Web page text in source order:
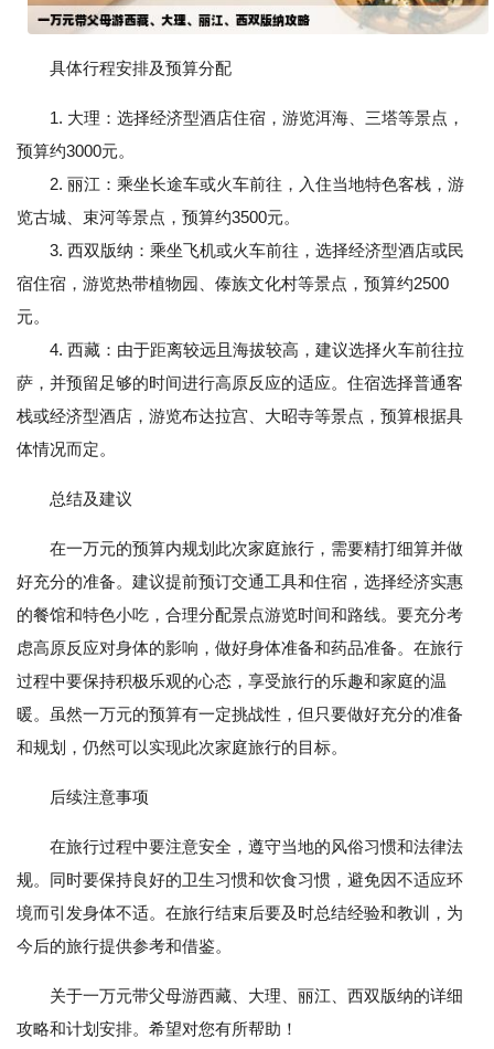
具体行程安排及预算分配
1. 大理：选择经济型酒店住宿，游览洱海、三塔等景点，
预算约3000元。
2. 丽江：乘坐长途车或火车前往，入住当地特色客栈，游
览古城、束河等景点，预算约3500元。
3. 西双版纳：乘坐飞机或火车前往，选择经济型酒店或民
宿住宿，游览热带植物园、傣族文化村等景点，预算约2500
元。
4. 西藏：由于距离较远且海拔较高，建议选择火车前往拉
萨，并预留足够的时间进行高原反应的适应。住宿选择普通客
栈或经济型酒店，游览布达拉宫、大昭寺等景点，预算根据具
体情况而定。
总结及建议
在一万元的预算内规划此次家庭旅行，需要精打细算并做
好充分的准备。建议提前预订交通工具和住宿，选择经济实惠
的餐馆和特色小吃，合理分配景点游览时间和路线。要充分考
虑高原反应对身体的影响，做好身体准备和药品准备。在旅行
过程中要保持积极乐观的心态，享受旅行的乐趣和家庭的温
暖。虽然一万元的预算有一定挑战性，但只要做好充分的准备
和规划，仍然可以实现此次家庭旅行的目标。
后续注意事项
在旅行过程中要注意安全，遵守当地的风俗习惯和法律法
规。同时要保持良好的卫生习惯和饮食习惯，避免因不适应环
境而引发身体不适。在旅行结束后要及时总结经验和教训，为
今后的旅行提供参考和借鉴。
关于一万元带父母游西藏、大理、丽江、西双版纳的详细
攻略和计划安排。希望对您有所帮助！